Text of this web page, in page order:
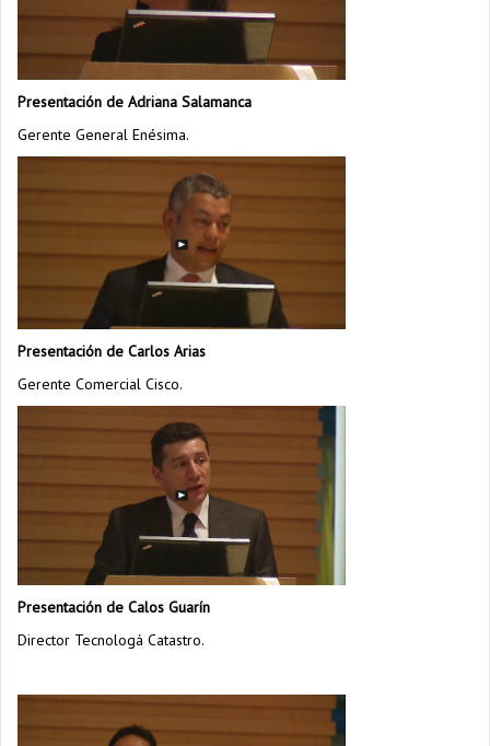
Presentación de Adriana Salamanca
Gerente General Enésima.
Presentación de Carlos Arias
Gerente Comercial Cisco.
Presentación de Calos Guarín
Director Tecnologá Catastro.